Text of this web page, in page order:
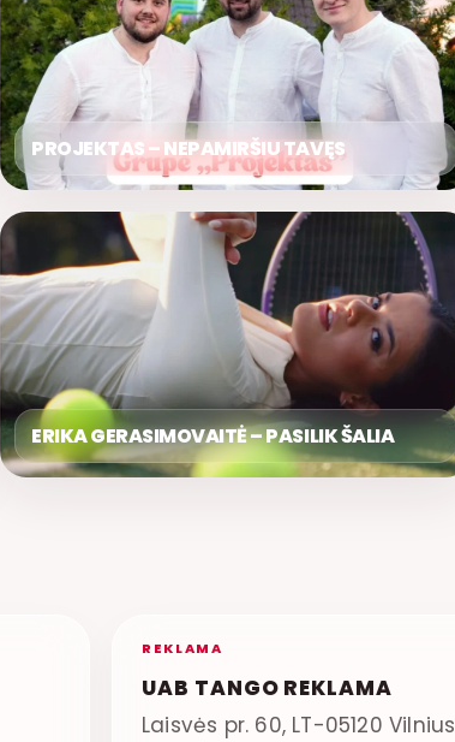
PROJEKTAS – NEPAMIRŠIU TAVĘS
ERIKA GERASIMOVAITĖ – PASILIK ŠALIA
REKLAMA
UAB TANGO REKLAMA
Laisvės pr. 60, LT-05120 Vilnius